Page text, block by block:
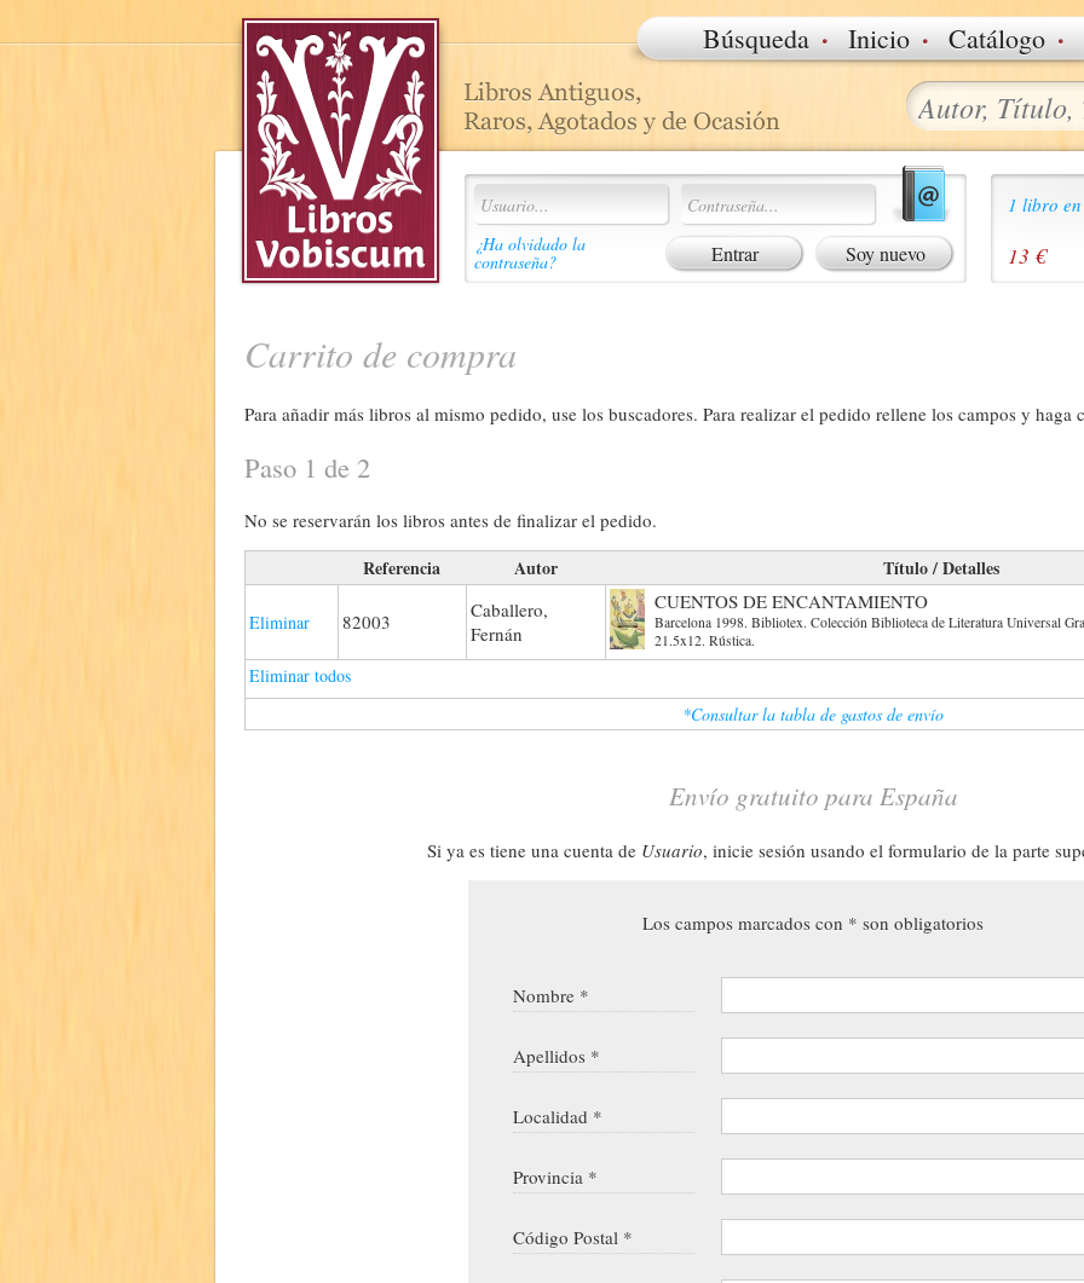
Búsqueda · Inicio · Catálogo ·
¿Ha olvidado la
contraseña? Soy nuevo
1 libro
13 €
Carrito de compra
Para añadir más libros al mismo pedido, use los buscadores. Para realizar el pedido rellene los campos y haga
Paso 1 de 2
No se reservarán los libros antes de finalizar el pedido.
Referencia Autor Título / Detalles
Eliminar 82003
Caballero,
Fernán
CUENTOS DE ENCANTAMIENTO
Barcelona 1998. Bibliotex. Colección Biblioteca de Literatura Universal
21.5x12. Rústica.
Eliminar todos
*Consultar la tabla de gastos de envío
Envío gratuito para España
Si ya es tiene una cuenta de Usuario, inicie sesión usando el formulario de la parte
Los campos marcados con * son obligatorios
Nombre *
Apellidos *
Localidad *
Provincia *
Código Postal *